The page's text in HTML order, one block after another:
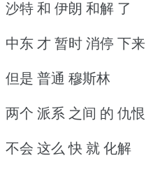
沙特 和 伊朗 和解 了
中东 才 暂时 消停 下来
但是 普通 穆斯林
两个 派系 之间 的 仇恨
不会 这么 快 就 化解